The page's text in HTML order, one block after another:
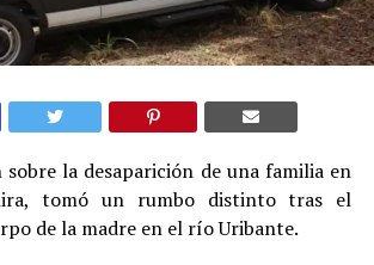
sobre la desaparición de una familia en
tomó un rumbo distinto tras el
de la madre en el río Uribante.